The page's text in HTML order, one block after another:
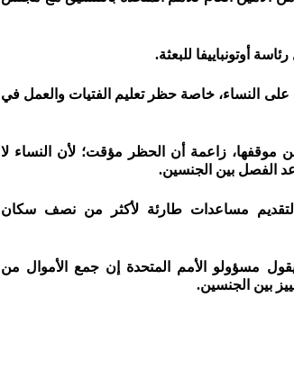
أوتونباييفا للبعثة.
على النساء، خاصة حظر تعليم الفتيات والعمل في
موقفها، زاعمة أن الحظر مؤقت؛ لأن النساء لا
الفصل بين الجنسين.
لجمع 4.6 مليار دولار لتقديم مساعدات طارئة لأكثر من نصف سكان
مسؤولو الأمم المتحدة إن جمع الأموال من
بين الجنسين.